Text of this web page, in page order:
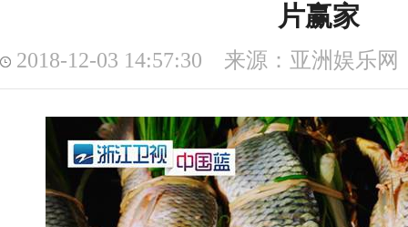
片赢家
2018-12-03 14:57:30 来源：亚洲娱乐网